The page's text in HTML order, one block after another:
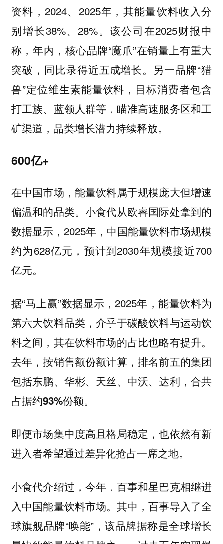
资料，2024、2025年，其能量饮料收入分
别增长38%、28%。该公司在2025财报中
称，年内，核心品牌“魔爪”在销量上有重大
突破，同比录得近五成增长。另一品牌“猎
兽”定位维生素能量饮料，目标消费者包含
打工族、蓝领人群等，瞄准高速服务区和工
矿渠道，品类增长潜力持续释放。
600亿+
在中国市场，能量饮料属于规模庞大但增速
偏温和的品类。小食代从欧睿国际处拿到的
数据显示，2025年，中国能量饮料市场规模
约为628亿元，预计到2030年规模接近700
亿元。
据“马上赢”数据显示，2025年，能量饮料为
第六大饮料品类，介乎于碳酸饮料与运动饮
料之间，其在饮料市场的占比也略有提升。
去年，按销售额份额计算，排名前五的集团
包括东鹏、华彬、天丝、中沃、达利，合共
占据约93%份额。
即便市场集中度高且格局稳定，也依然有新
进入者希望通过差异化抢占一席之地。
小食代介绍过，今年，百事和星巴克相继进
入中国能量饮料市场。其中，百事导入了全
球旗舰品牌“唤能”，该品牌据称是全球增长